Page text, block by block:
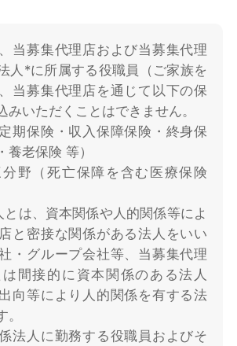
当募集代理店および当募集代理
人*に所属する役職員（ご家族を
当募集代理店を通じて以下の保
みいただくことはできません。
期保険・収入保障保険・終身保
養老保険 等）
分野（死亡保障を含む医療保険
は、資本関係や人的関係等によ
と密接な関係がある法人をいい
・グループ会社等、当募集代理
間接的に資本関係のある法人
向等により人的関係を有する法
法人に勤務する役職員およびそ